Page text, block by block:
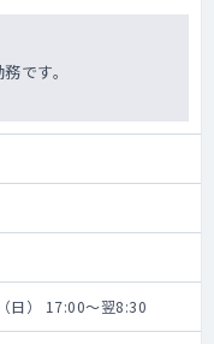
です。
日） 17:00～翌8:30